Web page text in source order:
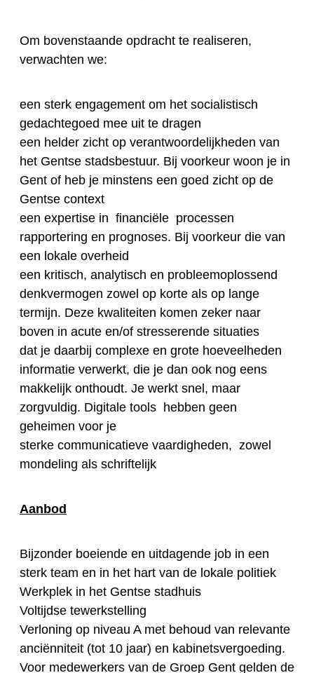
Om bovenstaande opdracht te realiseren,
verwachten we:
een sterk engagement om het socialistisch
gedachtegoed mee uit te dragen
een helder zicht op verantwoordelijkheden van
het Gentse stadsbestuur. Bij voorkeur woon je in
Gent of heb je minstens een goed zicht op de
Gentse context
een expertise in financiële processen
rapportering en prognoses. Bij voorkeur die van
een lokale overheid
een kritisch, analytisch en probleemoplossend
denkvermogen zowel op korte als op lange
termijn. Deze kwaliteiten komen zeker naar
boven in acute en/of stresserende situaties
dat je daarbij complexe en grote hoeveelheden
informatie verwerkt, die je dan ook nog eens
makkelijk onthoudt. Je werkt snel, maar
zorgvuldig. Digitale tools hebben geen
geheimen voor je
sterke communicatieve vaardigheden, zowel
mondeling als schriftelijk
Aanbod
Bijzonder boeiende en uitdagende job in een
sterk team en in het hart van de lokale politiek
Werkplek in het Gentse stadhuis
Voltijdse tewerkstelling
Verloning op niveau A met behoud van relevante
anciënniteit (tot 10 jaar) en kabinetsvergoeding.
Voor medewerkers van de Groep Gent gelden de